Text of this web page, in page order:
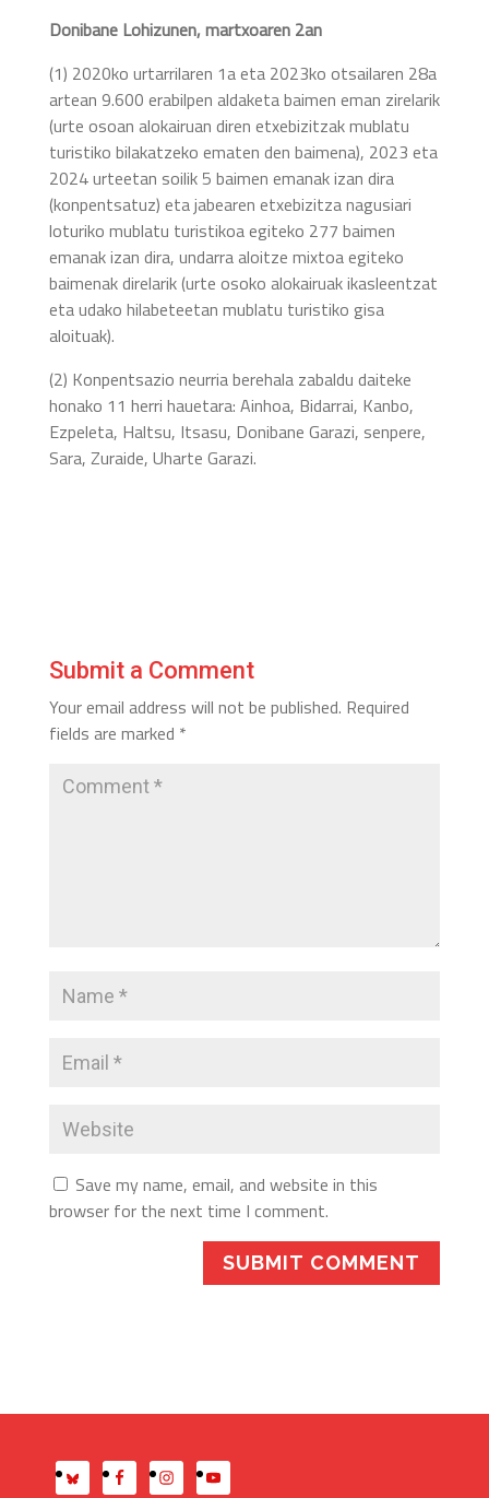
Donibane Lohizunen, martxoaren 2an
(1) 2020ko urtarrilaren 1a eta 2023ko otsailaren 28a
artean 9.600 erabilpen aldaketa baimen eman zirelarik
(urte osoan alokairuan diren etxebizitzak mublatu
turistiko bilakatzeko ematen den baimena), 2023 eta
2024 urteetan soilik 5 baimen emanak izan dira
(konpentsatuz) eta jabearen etxebizitza nagusiari
loturiko mublatu turistikoa egiteko 277 baimen
emanak izan dira, undarra aloitze mixtoa egiteko
baimenak direlarik (urte osoko alokairuak ikasleentzat
eta udako hilabeteetan mublatu turistiko gisa
aloituak).
(2) Konpentsazio neurria berehala zabaldu daiteke
honako 11 herri hauetara: Ainhoa, Bidarrai, Kanbo,
Ezpeleta, Haltsu, Itsasu, Donibane Garazi, senpere,
Sara, Zuraide, Uharte Garazi.
Submit a Comment
Your email address will not be published. Required
fields are marked *
Save my name, email, and website in this
browser for the next time I comment.